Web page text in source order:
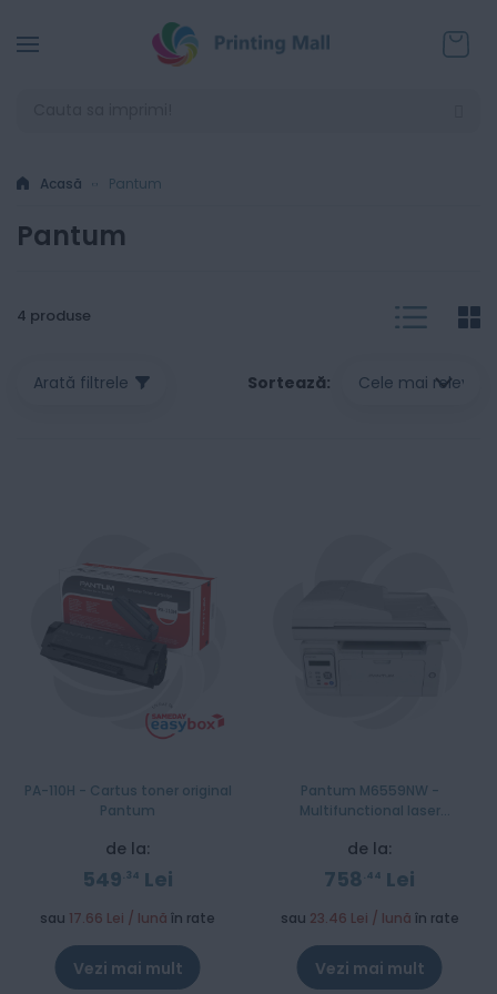
Acasă Pantum
Pantum
Arată filtrele Sortează
4 produse List
PA-110H - Cartus toner original
Pantum
de la:
549 34 Lei
sau 17.66 Lei / lună în rate
Vezi mai mult
Pantum M6559NW -
Multifunctional laser
de la:
758 44 Lei
sau 23.46 Lei / lună în rate
Vezi mai mult
Stoc epuizat